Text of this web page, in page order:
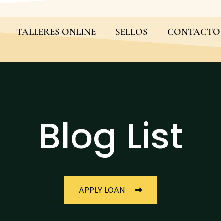
TALLERES ONLINE SELLOS CONTACTO
Blog List
APPLY LOAN